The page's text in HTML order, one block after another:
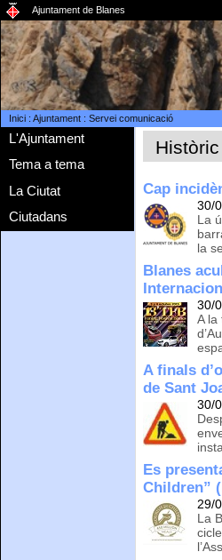
Ajuntament de Blanes
Inici: Ajuntament: Servei comunicació
L'Ajuntament
Tema a tema
La Ciutat
Ciutadans
Cap
30/
La
la
Blanes
30/
A la
A finals
de Sant
30/
Es
Children”
29/
La